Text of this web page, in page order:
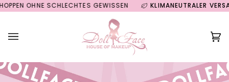
Direkt
zum
OHNE SCHLECHTES GEWISSEN KLIMANEUTRALER